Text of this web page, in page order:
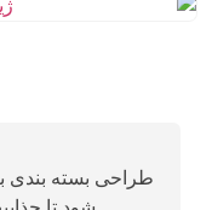
طراحی بسته بندی